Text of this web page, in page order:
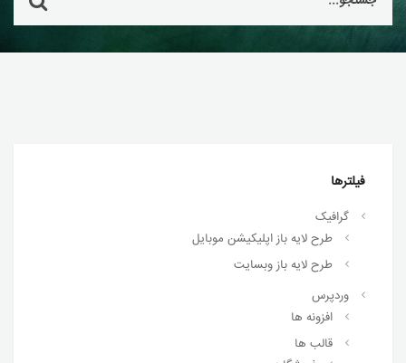
فیلترها
گرافیک
طرح لایه باز اپلیکیشن موبایل
طرح لایه باز وبسایت
وردپرس
افزونه ها
قالب ها